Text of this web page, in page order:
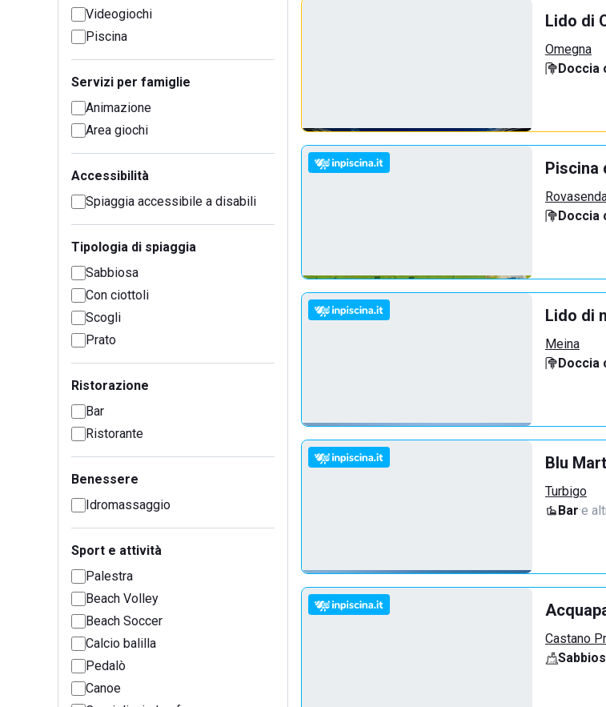
Videogiochi
Piscina
Servizi per famiglie
Animazione
Area giochi
Accessibilità
Spiaggia accessibile a disabili
Tipologia di spiaggia
Sabbiosa
Con ciottoli
Scogli
Prato
Ristorazione
Bar
Ristorante
Benessere
Idromassaggio
Sport e attività
Palestra
Beach Volley
Beach Soccer
Calcio balilla
Pedalò
Canoe
Lido di
Omegna
Doccia
Piscina
Doccia
Lido di
Meina
Doccia
Blu
Turbigo
Bar·e
Castano